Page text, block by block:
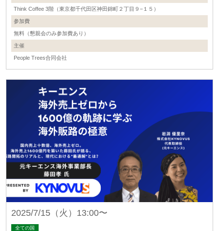
Think Coffee 3階（東京都千代田区神田錦町２丁目９−１５）
参加費
無料（懇親会のみ参加費あり）
主催
People Trees合同会社
2025/7/15（火）13:00〜
全ての国